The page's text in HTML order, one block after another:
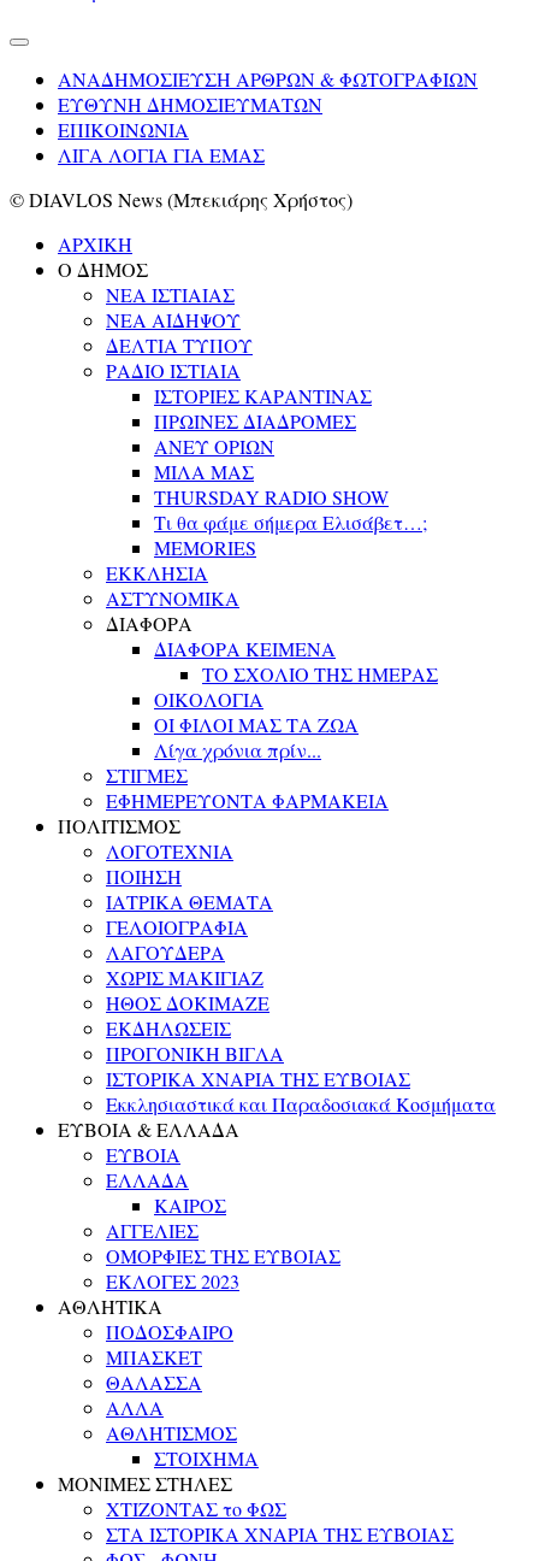
ΑΝΑΔΗΜΟΣΙΕΥΣΗ ΑΡΘΡΩΝ & ΦΩΤΟΓΡΑΦΙΩΝ
ΕΥΘΥΝΗ ΔΗΜΟΣΙΕΥΜΑΤΩΝ
ΕΠΙΚΟΙΝΩΝΙΑ
ΛΙΓΑ ΛΟΓΙΑ ΓΙΑ ΕΜΑΣ
© DIAVLOS News (Μπεκιάρης Χρήστος)
ΑΡΧΙΚΗ
Ο ΔΗΜΟΣ
ΝΕΑ ΙΣΤΙΑΙΑΣ
ΝΕΑ ΑΙΔΗΨΟΥ
ΔΕΛΤΙΑ ΤΥΠΟΥ
ΡΑΔΙΟ ΙΣΤΙΑΙΑ
ΙΣΤΟΡΙΕΣ ΚΑΡΑΝΤΙΝΑΣ
ΠΡΩΙΝΕΣ ΔΙΑΔΡΟΜΕΣ
ΑΝΕΥ ΟΡΙΩΝ
ΜΙΛΑ ΜΑΣ
THURSDAY RADIO SHOW
Τι θα φάμε σήμερα Ελισάβετ…;
MEMORIES
ΕΚΚΛΗΣΙΑ
ΑΣΤΥΝΟΜΙΚΑ
ΔΙΑΦΟΡΑ
ΔΙΑΦΟΡΑ ΚΕΙΜΕΝΑ
ΤΟ ΣΧΟΛΙΟ ΤΗΣ ΗΜΕΡΑΣ
ΟΙΚΟΛΟΓΙΑ
ΟΙ ΦΙΛΟΙ ΜΑΣ ΤΑ ΖΩΑ
Λίγα χρόνια πρίν...
ΣΤΙΓΜΕΣ
ΕΦΗΜΕΡΕΥΟΝΤΑ ΦΑΡΜΑΚΕΙΑ
ΠΟΛΙΤΙΣΜΟΣ
ΛΟΓΟΤΕΧΝΙΑ
ΠΟΙΗΣΗ
ΙΑΤΡΙΚΑ ΘΕΜΑΤΑ
ΓΕΛΟΙΟΓΡΑΦΙΑ
ΛΑΓΟΥΔΕΡΑ
ΧΩΡΙΣ ΜΑΚΙΓΙΑΖ
ΗΘΟΣ ΔΟΚΙΜΑΖΕ
ΕΚΔΗΛΩΣΕΙΣ
ΠΡΟΓΟΝΙΚΗ ΒΙΓΛΑ
ΙΣΤΟΡΙΚΑ ΧΝΑΡΙΑ ΤΗΣ ΕΥΒΟΙΑΣ
Εκκλησιαστικά και Παραδοσιακά Κοσμήματα
ΕΥΒΟΙΑ & ΕΛΛΑΔΑ
ΕΥΒΟΙΑ
ΕΛΛΑΔΑ
ΚΑΙΡΟΣ
ΑΓΓΕΛΙΕΣ
ΟΜΟΡΦΙΕΣ ΤΗΣ ΕΥΒΟΙΑΣ
ΕΚΛΟΓΕΣ 2023
ΑΘΛΗΤΙΚΑ
ΠΟΔΟΣΦΑΙΡΟ
ΜΠΑΣΚΕΤ
ΘΑΛΑΣΣΑ
ΑΛΛΑ
ΑΘΛΗΤΙΣΜΟΣ
ΣΤΟΙΧΗΜΑ
ΜΟΝΙΜΕΣ ΣΤΗΛΕΣ
ΧΤΙΖΟΝΤΑΣ το ΦΩΣ
ΣΤΑ ΙΣΤΟΡΙΚΑ ΧΝΑΡΙΑ ΤΗΣ ΕΥΒΟΙΑΣ